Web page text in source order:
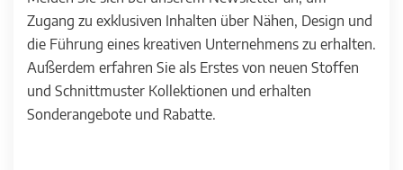
Zugang zu exklusiven Inhalten über Nähen, Design und
die Führung eines kreativen Unternehmens zu erhalten.
Außerdem erfahren Sie als Erstes von neuen Stoffen
und Schnittmuster Kollektionen und erhalten
Sonderangebote und Rabatte.